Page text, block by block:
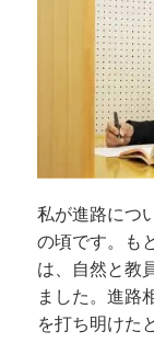
私が進路につ
の頃です。も
は、自然と教
ました。進路
を打ち明けた